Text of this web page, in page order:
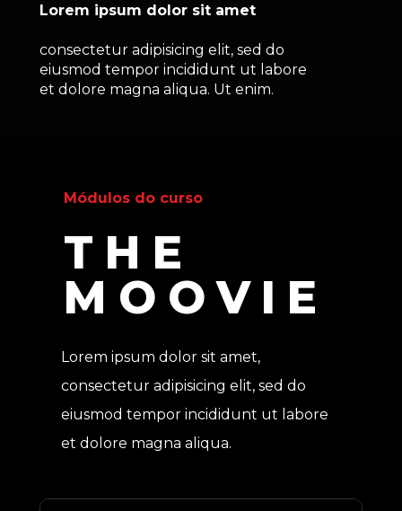
Lorem ipsum dolor sit amet
consectetur adipisicing elit, sed do
eiusmod tempor incididunt ut labore
et dolore magna aliqua. Ut enim.
Lorem ipsum dolor sit amet,
consectetur adipisicing elit, sed do
eiusmod tempor incididunt ut labore
et dolore magna aliqua.
THE
MOOVIE
Módulos do curso